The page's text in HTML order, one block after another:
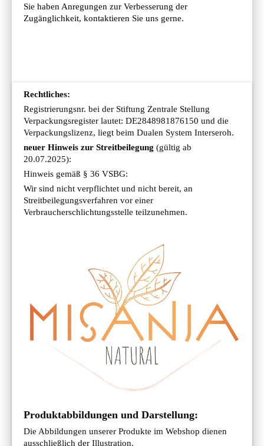
Sie haben Anregungen zur Verbesserung der
Zugänglichkeit, kontaktieren Sie uns gerne.
Rechtliches:
Registrierungsnr. bei der Stiftung Zentrale Stellung
Verpackungsregister lautet: DE2848981876150 und die
Verpackungslizenz, liegt beim Dualen System Interseroh.
neuer Hinweis zur Streitbeilegung (gültig ab
20.07.2025):
Hinweis gemäß § 36 VSBG:
Wir sind nicht verpflichtet und nicht bereit, an
Streitbeilegungsverfahren vor einer
Verbraucherschlichtungsstelle teilzunehmen.
Produktabbildungen und Darstellung:
Die Abbildungen unserer Produkte im Webshop dienen
ausschließlich der Illustration.